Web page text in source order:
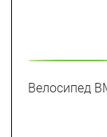
Велосипед